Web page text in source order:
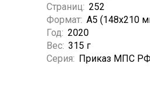
Страниц: 252
Формат: А5 (148x210
Год: 2020
Вес: 315 г
Серия: Приказ МПС